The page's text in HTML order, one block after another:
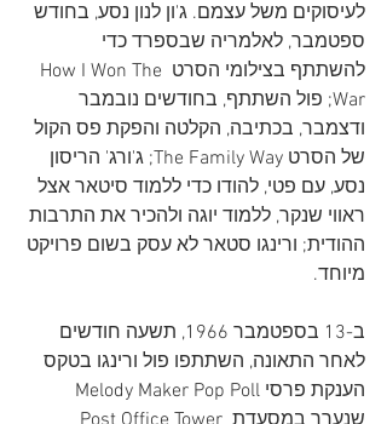
לעיסוקים משל עצמם. ג'ון לנון נסע, בחודש
ספטמבר, לאלמריה שבספרד כדי
להשתתף בצילומי הסרט How I Won The
War; פול השתתף, בחודשים נובמבר
ודצמבר, בכתיבה, הקלטה והפקת פס הקול
של הסרט The Family Way; ג'ורג' הריסון
נסע, עם פטי, להודו כדי ללמוד סיטאר אצל
ראווי שנקר, ללמוד יוגה ולהכיר את התרבות
ההודית; ורינגו סטאר לא עסק בשום פרויקט
מיוחד.
ב-13 בספטמבר 1966, תשעה חודשים
לאחר התאונה, השתתפו פול ורינגו בטקס